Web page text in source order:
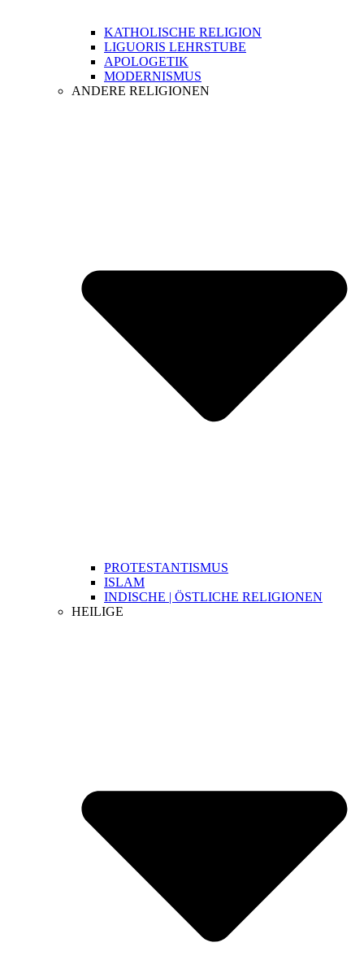
KATHOLISCHE RELIGION
LIGUORIS LEHRSTUBE
APOLOGETIK
MODERNISMUS
ANDERE RELIGIONEN
PROTESTANTISMUS
ISLAM
INDISCHE | ÖSTLICHE RELIGIONEN
HEILIGE